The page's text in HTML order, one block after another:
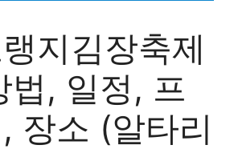
지김장축제
법, 일정, 프
장소 (알타리